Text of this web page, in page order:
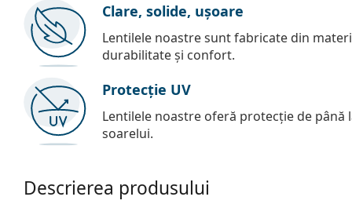
Clare, solide, ușoare
Lentilele noastre sunt fabricate din
durabilitate și confort.
Protecție UV
Lentilele noastre oferă protecție de până
soarelui.
Descrierea produsului